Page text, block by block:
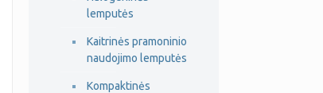
lemputės
Kaitrinės pramoninio
naudojimo lemputės
Kompaktinės